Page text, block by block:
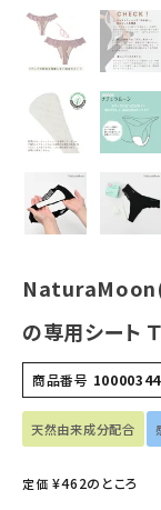
衛生用品
日用品雑貨
フェムケア
インナー・下着・ナイ
キッチン用品
フード・ドリンク
ブランド
定期購入
NaturaMoon(
の専用シート
商品番号
天然由来成分配合
定価 ¥462のところ